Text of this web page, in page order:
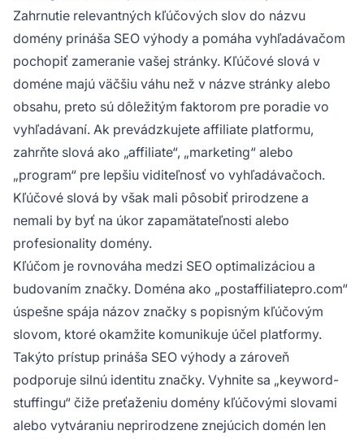
Zahrnutie relevantných kľúčových slov do názvu
domény prináša SEO výhody a pomáha vyhľadávačom
pochopiť zameranie vašej stránky. Kľúčové slová v
doméne majú väčšiu váhu než v názve stránky alebo
obsahu, preto sú dôležitým faktorom pre poradie vo
vyhľadávaní. Ak prevádzkujete affiliate platformu,
zahrňte slová ako „affiliate“, „marketing“ alebo
„program“ pre lepšiu viditeľnosť vo vyhľadávačoch.
Kľúčové slová by však mali pôsobiť prirodzene a
nemali by byť na úkor zapamätateľnosti alebo
profesionality domény.
Kľúčom je rovnováha medzi SEO optimalizáciou a
budovaním značky. Doména ako „postaffiliatepro.com“
úspešne spája názov značky s popisným kľúčovým
slovom, ktoré okamžite komunikuje účel platformy.
Takýto prístup prináša SEO výhody a zároveň
podporuje silnú identitu značky. Vyhnite sa „keyword-
stuffingu“ čiže preťaženiu domény kľúčovými slovami
alebo vytváraniu neprirodzene znejúcich domén len